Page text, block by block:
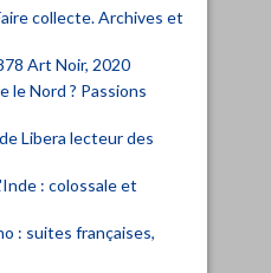
collecte. Archives et
Art Noir, 2020
le Nord ? Passions
Libera lecteur des
: colossale et
: suites françaises,